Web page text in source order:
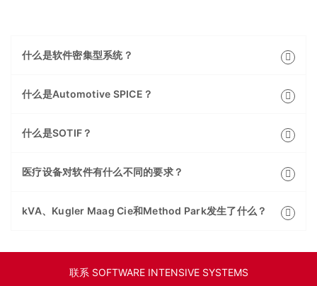
什么是软件密集型系统？
什么是Automotive SPICE？
什么是SOTIF？
医疗设备对软件有什么不同的要求？
kVA、Kugler Maag Cie和Method Park发生了什么？
联系 SOFTWARE INTENSIVE SYSTEMS